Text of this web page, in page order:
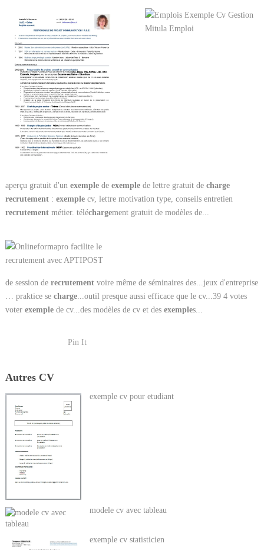
aperçu gratuit d'un exemplede exemplede lettre gratuit de charge
recrutement: exemplecv, lettre motivation type, conseils entretien
recrutementmétier. téléchargement gratuit de modèles de...
de session de recrutementvoire même de séminaires des...jeux d'entreprise
… praktice se charge...outil presque aussi efficace que le cv...39 4 votes
voter exemplede cv...des modèles de cv et des exemples...
Pin It
Autres CV
exemple cv pour etudiant
modele cv avec tableau
exemple cv statisticien